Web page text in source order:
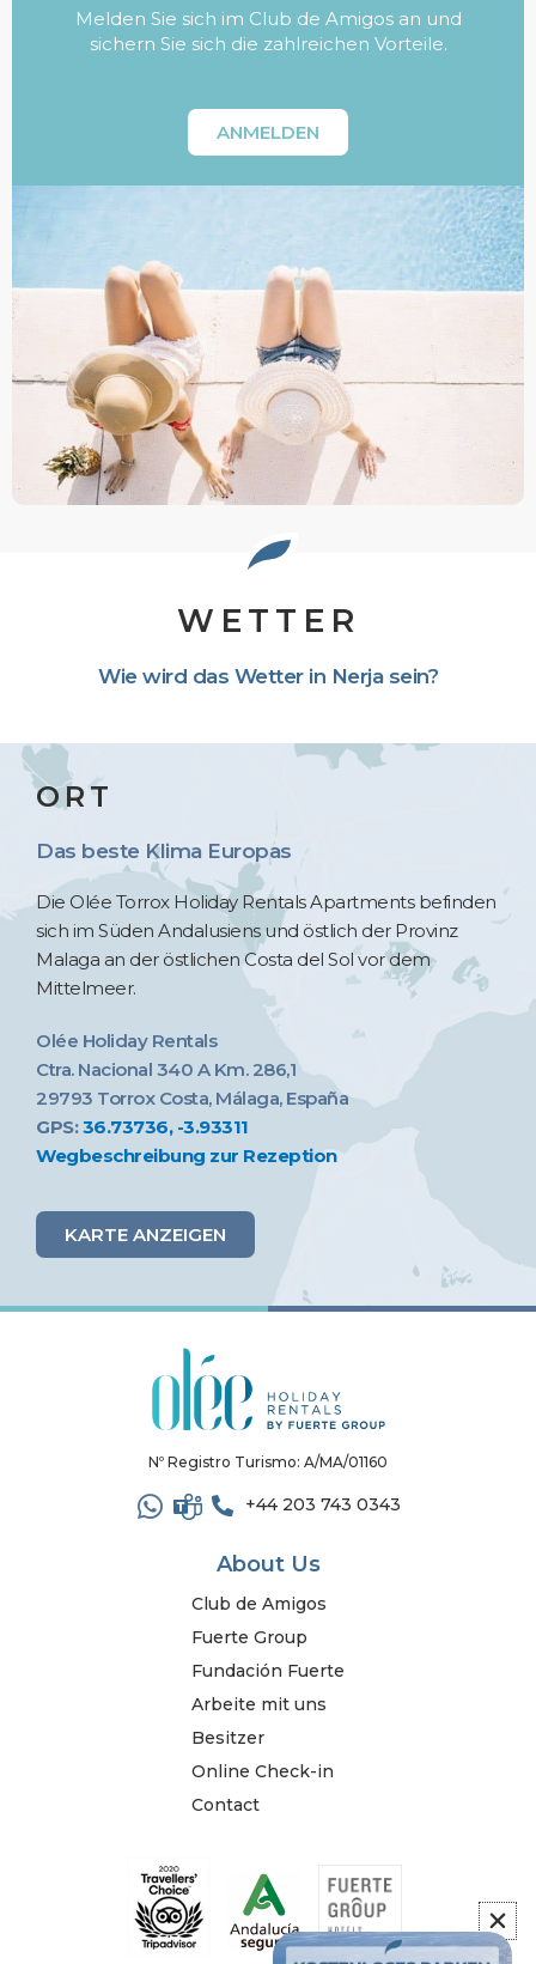
Melden Sie sich im Club de Amigos an und
sichern Sie sich die zahlreichen Vorteile.
ANMELDEN
WETTER
Wie wird das Wetter in Nerja sein?
ORT
Das beste Klima Europas
Die Olée Torrox Holiday Rentals Apartments befinden
sich im Süden Andalusiens und östlich der Provinz
Malaga an der östlichen Costa del Sol vor dem
Mittelmeer.
Olée Holiday Rentals
Ctra. Nacional 340 A Km. 286,1
29793 Torrox Costa, Málaga, España
GPS:36.73736, -3.93311
Wegbeschreibung zur Rezeption
KARTE ANZEIGEN
Nº Registro Turismo: A/MA/01160
+44 203 743 0343
About Us
Club de Amigos
Fuerte Group
Fundación Fuerte
Arbeite mit uns
Besitzer
Online Check-in
Contact